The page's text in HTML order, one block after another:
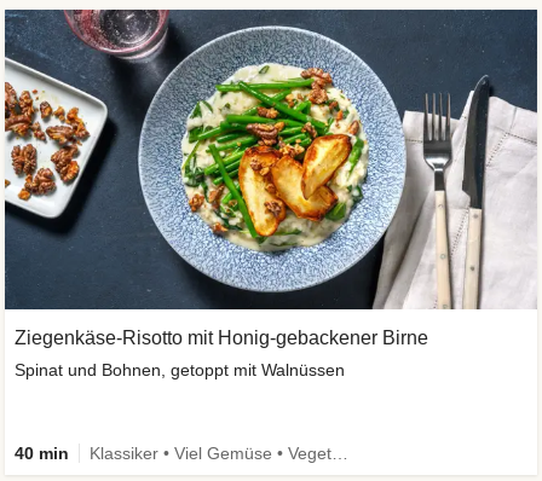
Ziegenkäse-Risotto mit Honig-gebackener Birne
Spinat und Bohnen, getoppt mit Walnüssen
40 min